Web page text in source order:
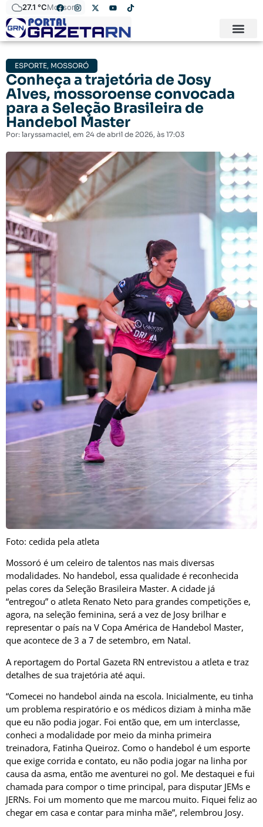
27.1 °CMossoró
ESPORTE, MOSSORÓ
Conheça a trajetória de Josy
Alves, mossoroense convocada
para a Seleção Brasileira de
Handebol Master
Por: laryssamaciel, em 24 de abril de 2026, às 17:03
Foto: cedida pela atleta
Mossoró é um celeiro de talentos nas mais diversas
modalidades. No handebol, essa qualidade é reconhecida
pelas cores da Seleção Brasileira Master. A cidade já
“entregou” o atleta Renato Neto para grandes competições e,
agora, na seleção feminina, será a vez de Josy brilhar e
representar o país na V Copa América de Handebol Master,
que acontece de 3 a 7 de setembro, em Natal.
A reportagem do Portal Gazeta RN entrevistou a atleta e traz
detalhes de sua trajetória até aqui.
“Comecei no handebol ainda na escola. Inicialmente, eu tinha
um problema respiratório e os médicos diziam à minha mãe
que eu não podia jogar. Foi então que, em um interclasse,
conheci a modalidade por meio da minha primeira
treinadora, Fatinha Queiroz. Como o handebol é um esporte
que exige corrida e contato, eu não podia jogar na linha por
causa da asma, então me aventurei no gol. Me destaquei e fui
chamada para compor o time principal, para disputar JEMs e
JERNs. Foi um momento que me marcou muito. Fiquei feliz ao
chegar em casa e contar para minha mãe”, relembrou Josy.